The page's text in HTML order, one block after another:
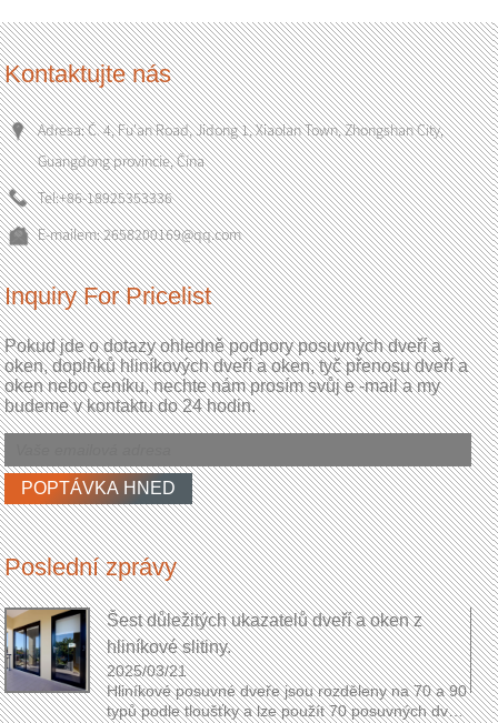
Kontaktujte nás
Adresa: Č. 4, Fu'an Road, Jidong 1, Xiaolan Town, Zhongshan City,
Guangdong provincie, Čína
Tel:+86-18925353336
E-mailem:2658200169@qq.com
Inquiry For Pricelist
Pokud jde o dotazy ohledně podpory posuvných dveří a
oken, doplňků hliníkových dveří a oken, tyč přenosu dveří a
oken nebo ceníku, nechte nám prosím svůj e -mail a my
budeme v kontaktu do 24 hodin.
Poslední zprávy
Šest důležitých ukazatelů dveří a oken z
hliníkové slitiny.
2025/03/21
Hliníkové posuvné dveře jsou rozděleny na 70 a 90
typů podle tloušťky a lze použít 70 posuvných dveří